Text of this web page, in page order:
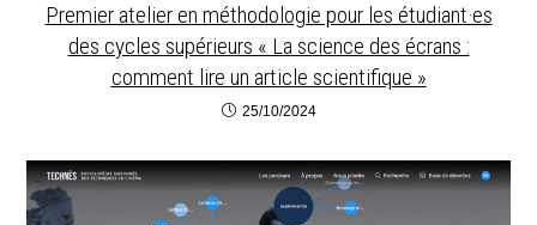
Premier atelier en méthodologie pour les étudiant·es
des cycles supérieurs « La science des écrans :
comment lire un article scientifique »
25/10/2024